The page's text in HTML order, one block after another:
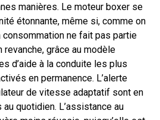
manières. Le moteur boxer se
étonnante, même si, comme on
consommation ne fait pas partie
grâce au modèle
d’aide à la conduite les plus
en permanence. L’alerte
de vitesse adaptatif sont en
quotidien. L’assistance au